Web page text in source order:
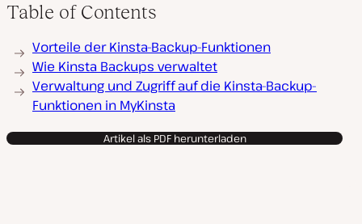
Table of Contents
Vorteile der Kinsta-Backup-Funktionen
Wie Kinsta Backups verwaltet
Verwaltung und Zugriff auf die Kinsta-Backup-
Funktionen in MyKinsta
Artikel als PDF herunterladen